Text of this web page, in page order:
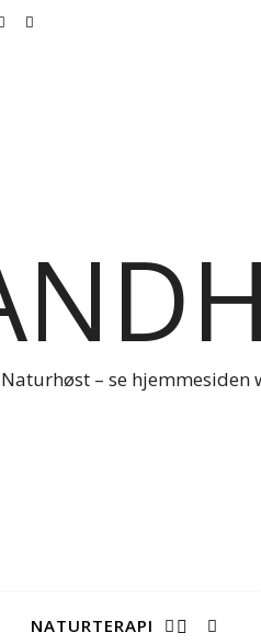
– se hjemmesiden
NATURTERAPI